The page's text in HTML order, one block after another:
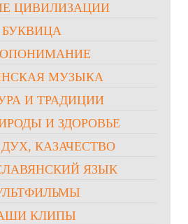
ЦИВИЛИЗАЦИИ
БУКВИЦА
МУЗЫКА
И ТРАДИЦИИ
И ЗДОРОВЬЕ
КАЗАЧЕСТВО
ЯЗЫК
КЛИПЫ